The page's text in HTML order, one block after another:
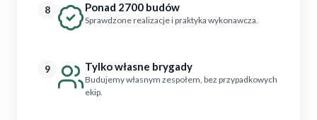
8 Ponad 2700 budów
Sprawdzone realizacje i praktyka wykonawcza.
9 Tylko własne brygady
Budujemy własnym zespołem, bez przypadkowych
ekip.